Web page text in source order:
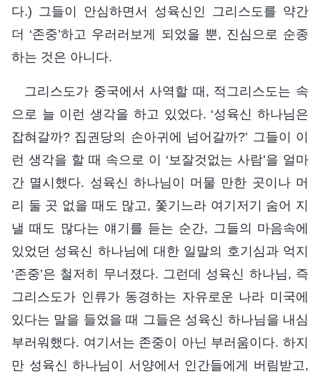
다.) 그들이 안심하면서 성육신인 그리스도를 약간
더 ‘존중’하고 우러러보게 되었을 뿐, 진심으로 순종
하는 것은 아니다.
그리스도가 중국에서 사역할 때, 적그리스도는 속
으로 늘 이런 생각을 하고 있었다. ‘성육신 하나님은
잡혀갈까? 집권당의 손아귀에 넘어갈까?’ 그들이 이
런 생각을 할 때 속으로 이 ‘보잘것없는 사람’을 얼마
간 멸시했다. 성육신 하나님이 머물 만한 곳이나 머
리 둘 곳 없을 때도 많고, 쫓기느라 여기저기 숨어 지
낼 때도 많다는 얘기를 듣는 순간, 그들의 마음속에
있었던 성육신 하나님에 대한 일말의 호기심과 억지
‘존중’은 철저히 무너졌다. 그런데 성육신 하나님, 즉
그리스도가 인류가 동경하는 자유로운 나라 미국에
있다는 말을 들었을 때 그들은 성육신 하나님을 내심
부러워했다. 여기서는 존중이 아닌 부러움이다. 하지
만 성육신 하나님이 서양에서 인간들에게 버림받고,